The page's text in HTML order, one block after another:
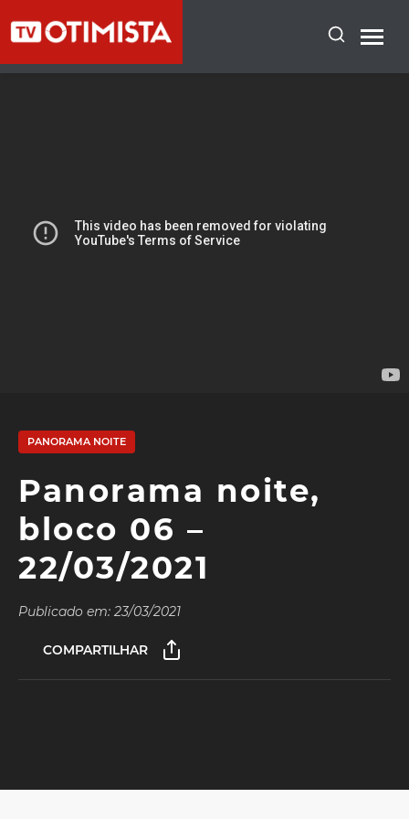
PANORAMA NOITE
Panorama noite,
bloco 06 –
22/03/2021
Publicado em: 23/03/2021
COMPARTILHAR